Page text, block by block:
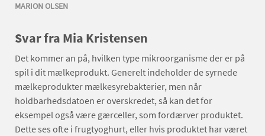
MARION OLSEN
Svar fra Mia Kristensen
Det kommer an på, hvilken type mikroorganisme der er på
spil i dit mælkeprodukt. Generelt indeholder de syrnede
mælkeprodukter mælkesyrebakterier, men når
holdbarhedsdatoen er overskredet, så kan det for
eksempel også være gærceller, som fordærver produktet.
Dette ses ofte i frugtyoghurt, eller hvis produktet har været